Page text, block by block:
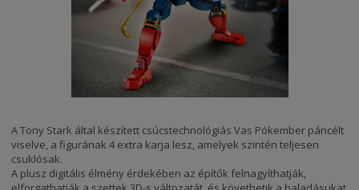
A Tony Stark által készített csúcstechnológiás Vas Pókember páncélt
viselve, a figurának 4 extra karja lesz, amelyek szintén teljesen
csuklósak.
A plusz digitális élmény érdekében az építők felnagyíthatják,